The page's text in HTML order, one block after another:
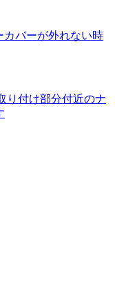
バーが外れない時
り付け部分付近のナ